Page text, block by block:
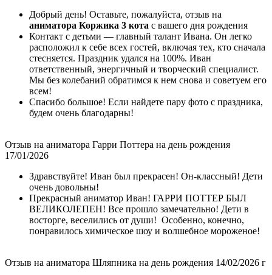
Добрый день! Оставьте, пожалуйста, отзыв на
аниматора Коржика 3 кота с вашего дня рождения
Контакт с детьми — главный талант Ивана. Он легко
расположил к себе всех гостей, включая тех, кто сначала
стесняется. Праздник удался на 100%. Иван
ответственный, энергичный и творческий специалист.
Мы без колебаний обратимся к нем снова и советуем его
всем!
Спасибо большое! Если найдете пару фото с праздника,
будем очень благодарны!
Отзыв на аниматора Гарри Поттера на день рождения
17/01/2026
Здравствуйте! Иван был прекрасен! Он-классный! Дети
очень довольны!
Прекрасный аниматор Иван! ГАРРИ ПОТТЕР БЫЛ
ВЕЛИКОЛЕПЕН! Все прошло замечательно! Дети в
восторге, веселились от души! Особенно, конечно,
понравилось химическое шоу и волшебное мороженое!
Отзыв на аниматора Шляпника на день рождения 14/02/2026 г